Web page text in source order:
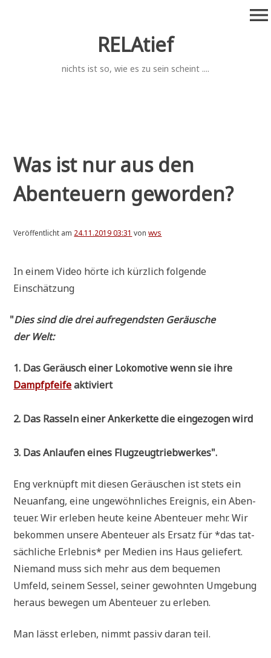
RELAtief
nichts ist so, wie es zu sein scheint ....
menu
Was ist nur aus den
Abenteuern geworden?
Veröffentlicht am 24.11.2019 03:31 vonwvs
In einem Video hör­te ich kürz­lich fol­gen­de
Einschätzung
"Dies sind die drei auf­re­gend­sten Geräu­sche
der Welt:
1. Das Geräusch einer Loko­mo­ti­ve wenn sie ihre
Dampf­pfei­feaktiviert
2. Das Ras­seln einer Anker­ket­te die ein­ge­zo­gen wird
3. Das Anlau­fen eines Flug­zeug­trieb­wer­kes".
Eng ver­knüpft mit die­sen Geräu­schen ist stets ein
Neu­an­fang, eine unge­wöhn­li­ches Ereig­nis, ein Aben­
teu­er. Wir erle­ben heu­te kei­ne Aben­teu­er mehr. Wir
bekom­men unse­re Aben­teu­er als Ersatz für *das tat­
säch­li­che Erleb­nis* per Medi­en ins Haus gelie­fert.
Nie­mand muss sich mehr aus dem beque­men
Umfeld, sei­nem Ses­sel, sei­ner gewohn­ten Umge­bung
her­aus bewe­gen um Aben­teu­er zu erleben.
Man lässt erle­ben, nimmt pas­siv dar­an teil.